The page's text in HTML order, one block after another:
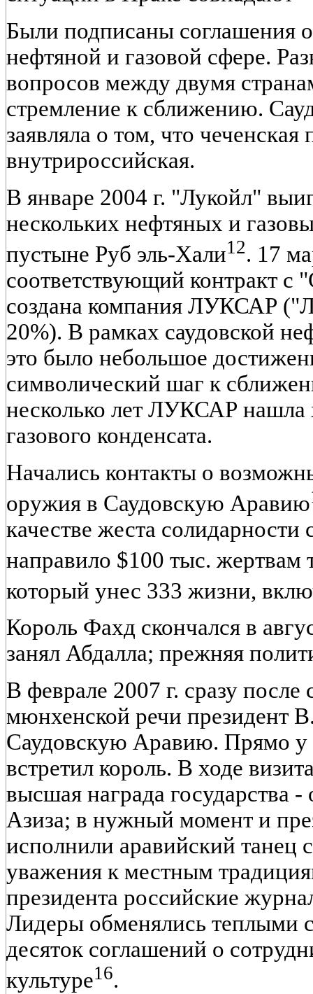
Были подписаны соглашения
нефтяной и газовой сфере.
вопросов между двумя
стремление к сближению.
заявляла о том, что чеченская
внутрироссийская.
В январе 2004 г. "Лукойл"
нескольких нефтяных и
пустыне Руб эль-Хали12. 17
соответствующий контракт
создана компания ЛУКСАР
20%). В рамках саудовской
это было небольшое
символический шаг к
несколько лет ЛУКСАР
газового конденсата.
Начались контакты о
оружия в Саудовскую Аравию
качестве жеста солидарности
направило $100 тыс. жертвам
который унес 333 жизни,
Король Фахд скончался в
занял Абдалла; прежняя
В феврале 2007 г. сразу после
мюнхенской речи президент
Саудовскую Аравию. Прямо у
встретил король. В ходе
высшая награда государства
Азиза; в нужный момент и
исполнили аравийский танец
уважения к местным
президента российские
Лидеры обменялись теплыми
десяток соглашений о
культуре16.